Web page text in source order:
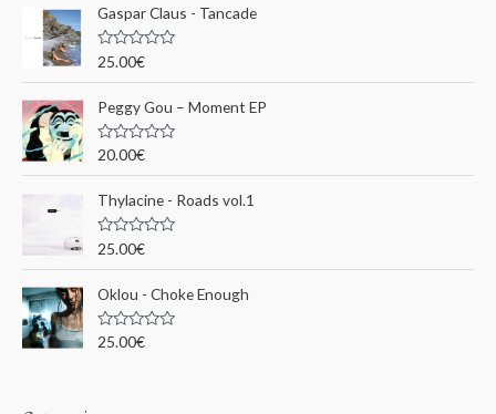
u
r
:
e
0
s
r
5
Gaspar Claus - Tancade
N
t
e
0
s
r
5
25.00€
Peggy Gou ‎– Moment EP
N
e
0
s
r
5
20.00€
Thylacine - Roads vol.1
N
t
e
0
s
r
25.00€
Oklou - Choke Enough
N
25.00€